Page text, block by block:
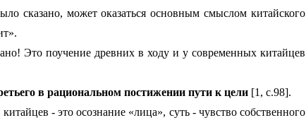
сказано, может оказаться основным смыслом китайского
Это поучение древних в ходу и у современных китайцев
в рациональном постижении пути к цели [1, с.98].
- это осознание «лица», суть - чувство собственного